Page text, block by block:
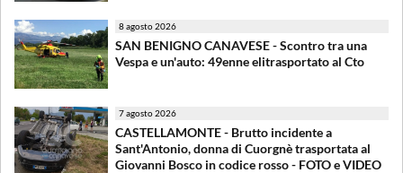
8 agosto 2026
SAN BENIGNO CANAVESE - Scontro tra una
Vespa e un'auto: 49enne elitrasportato al Cto
7 agosto 2026
CASTELLAMONTE - Brutto incidente a
Sant'Antonio, donna di Cuorgnè trasportata al
Giovanni Bosco in codice rosso - FOTO e VIDEO